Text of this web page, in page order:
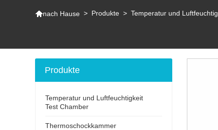
nach Hause > Produkte > Temperatur und
Produkte
Temperatur und Luftfeuchtigkeit
Test Chamber
Thermoschockkammer